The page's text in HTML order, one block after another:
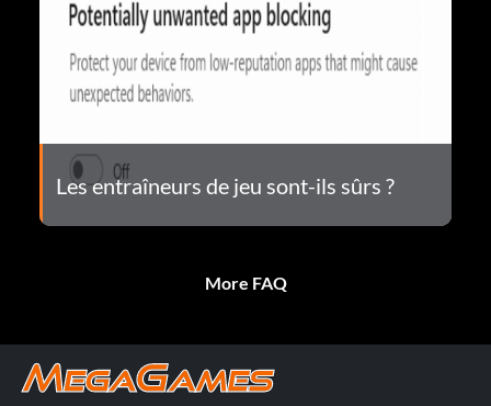
Les entraîneurs de jeu sont-ils sûrs ?
More FAQ